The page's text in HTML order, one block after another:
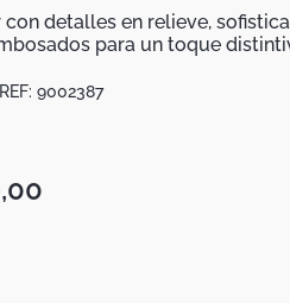
detalles en relieve,
para un toque
REF: 9002387
,00